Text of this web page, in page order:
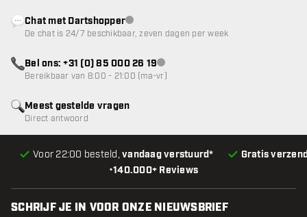
•140.000+ Reviews
Voor 22:00 besteld,vandaag verstuurd* Gratis
Meest gestelde vragen
Direct antwoord
Chat met Dartshopperklantenservice niet beschikbaar
De chat is 24/7 beschikbaar, zeven dagen per week
Bel ons: +31 (0) 85 000 26 19klantenservice niet beschikbaar
Bereikbaar van 8:00 - 21:00 (ma-vr)
SCHRIJF JE IN VOOR ONZE NIEUWSBRIEF